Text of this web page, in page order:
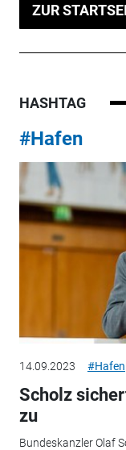
ZUR
HASHTAG
#Hafen
14.09.2023 #Hafen
Scholz
zu
Bundeskanzler Olaf